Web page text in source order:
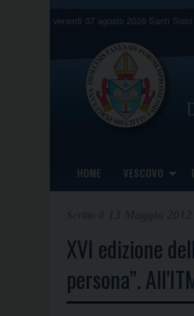
venerdì 07 agosto 2026 Santi
HOME VESCOVO
XVI edizione
persona”.